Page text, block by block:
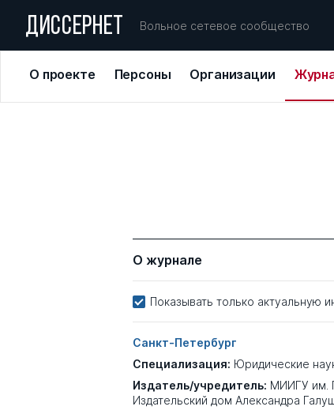
ДИССЕРНЕТ Вольное сетевое сообщество
О проекте Персоны Организации
О журнале
Показывать только актуальную
Санкт-Петербург
Специализация: Юридические
Издатель/учредитель: МИИГУ им.
Издательский дом Александра